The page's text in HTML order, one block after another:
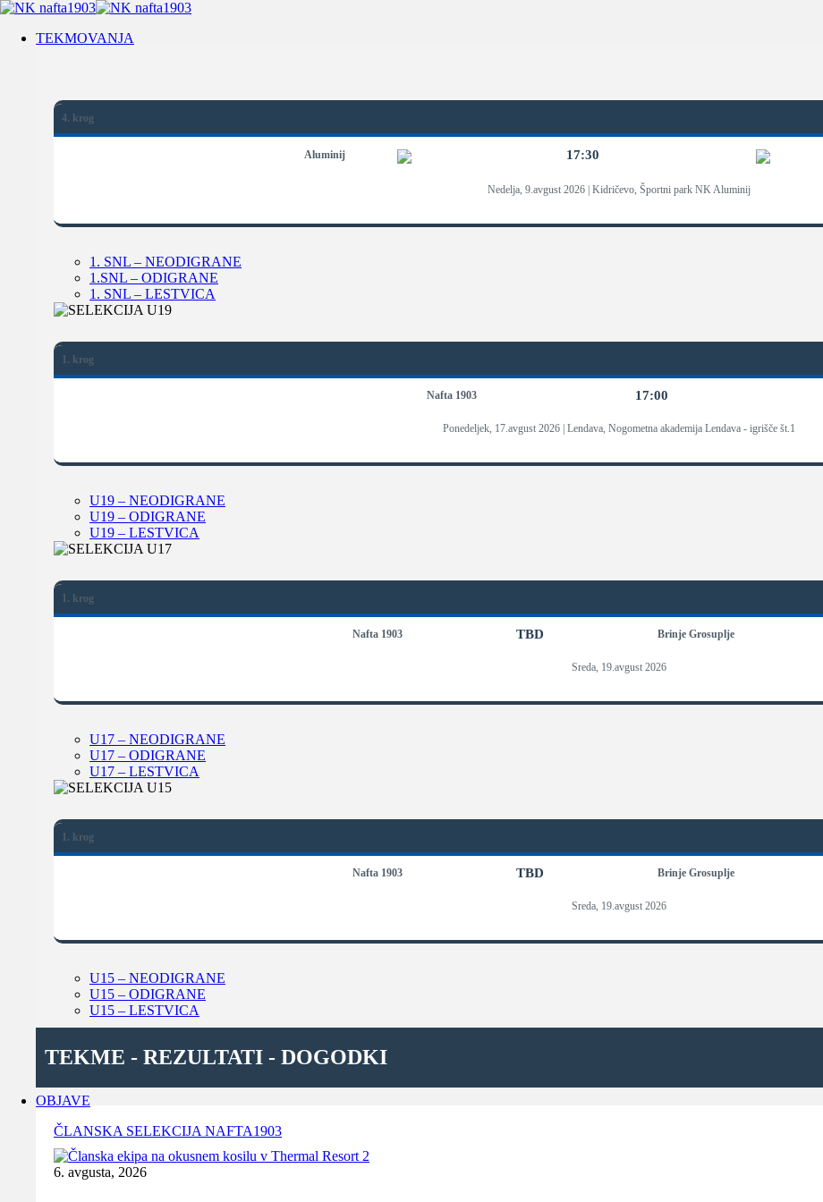
TEKMOVANJA
4. krog
Aluminij 17:30
Nedelja, 9.avgust 2026 | Kidričevo, Športni park NK Aluminij
1. SNL – NEODIGRANE
1.SNL – ODIGRANE
1. SNL – LESTVICA
1. krog
Nafta 1903 17:00
Ponedeljek, 17.avgust 2026 | Lendava, Nogometna akademija Lendava - igrišče št.1
U19 – NEODIGRANE
U19 – ODIGRANE
U19 – LESTVICA
1. krog
Nafta 1903 TBD Brinje Grosuplje
Sreda, 19.avgust 2026
U17 – NEODIGRANE
U17 – ODIGRANE
U17 – LESTVICA
1. krog
Nafta 1903 TBD Brinje Grosuplje
Sreda, 19.avgust 2026
U15 – NEODIGRANE
U15 – ODIGRANE
U15 – LESTVICA
TEKME - REZULTATI - DOGODKI
OBJAVE
ČLANSKA SELEKCIJA NAFTA1903
6. avgusta, 2026